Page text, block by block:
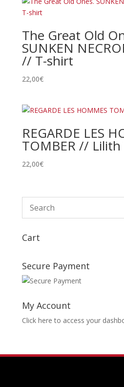
The Great Old
SUNKEN
// T-shirt
22,00€
REGARDE LES
TOMBER //
22,00€
Cart
Secure Payment
My Account
Click here to access your